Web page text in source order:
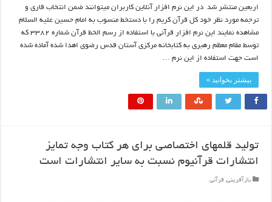
اربعین منتشر شد در این نرم افزار آنلاین کاربران میتوانند ضمن انتخاب قاری و
ترجمه مورد نظر خود کل قرآن کریم را با دستخط منسوب به امام حسین علیه السلام
مشاهده نمایند این نرم افزار قرآنی با استفاده از رسم الخط قرآن شماره ۳۳۸۲ که
توسط مقام معظم رهبری به کتابخانه مرکزی آستان قدس رضوی اهدا شده آماده شده
است جهت استفاده از این نرم …
بیشتر بخوانید »
تولید قلمهای اختصاصی برای هر کتاب وجه تمایز
انتشارات قرآنیوم نسبت به سایر انتشارات است
بازآفرینی, قرآنی